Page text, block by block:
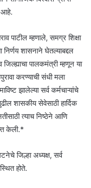
आहे.
पाटील म्हणाले, समग्र शिक्षा
शासनाने घेतल्याबद्दल
पालकमंत्री म्हणून या
करण्याची संधी मला
झालेल्या सर्व कर्मचाऱ्यांचे
शासकीय सेवेसाठी हार्दिक
त्याच निष्ठेने आणि
केली.*
जिल्हा अध्यक्ष, सर्व
होते.